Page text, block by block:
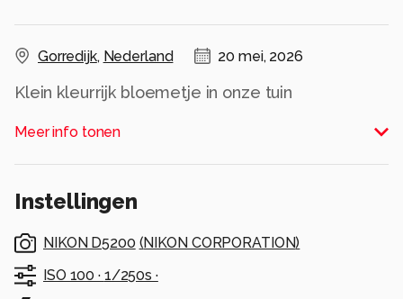
Gorredijk, Nederland 20 mei, 2026
Klein kleurrijk bloemetje in onze tuin
Alle rechten voorbehouden
Meer info tonen
Instellingen
NIKON D5200 (NIKON CORPORATION)
ISO 100 · 1/250s ·